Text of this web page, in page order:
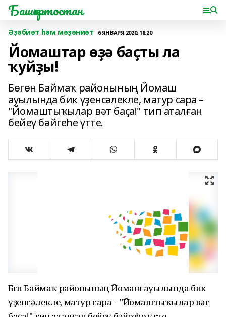
Башҡортостан
Әҙәбиәт һәм мәҙәниәт 6 ЯНВАРЯ 2020, 18:20
Йомаштар өҙә баҫты ла
ҡуйҙы!
Бөгөн Баймаҡ районының Йомаш
ауылында бик үҙенсәлекле, матур сара –
"Йомаштыҡылар вәт баҫа!" тип аталған
бейеү бәйгеһе үтте.
Бөгөн Баймаҡ районының Йомаш ауылында бик
үҙенсәлекле, матур сара – "Йомаштыҡылар вәт